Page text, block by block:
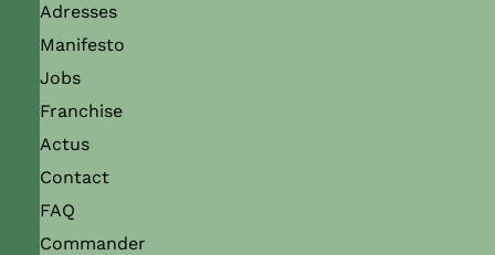
Adresses
Manifesto
Jobs
Franchise
Actus
Contact
FAQ
Commander